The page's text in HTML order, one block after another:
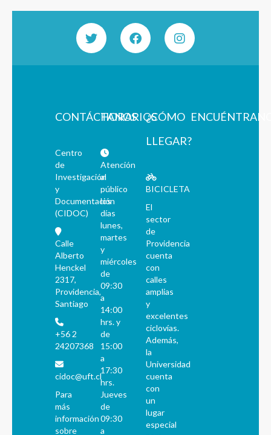
CONTÁCTANOS
Centro
de
Investigación
y
Documentación
(CIDOC)
Calle
Alberto
Henckel
2317,
Providencia,
Santiago
+56 2
24207368
cidoc@uft.cl
Para
más
información
sobre
HORARIOS
Atención
al
público
los
días
lunes,
martes
y
miércoles
de
09:30
a
14:00
hrs. y
de
15:00
a
17:30
hrs.
Jueves
de
09:30
a
¿CÓMO
LLEGAR?
BICICLETA
El
sector
de
Providencia
cuenta
con
calles
amplias
y
excelentes
ciclovías.
Además,
la
Universidad
cuenta
con
un
lugar
especial